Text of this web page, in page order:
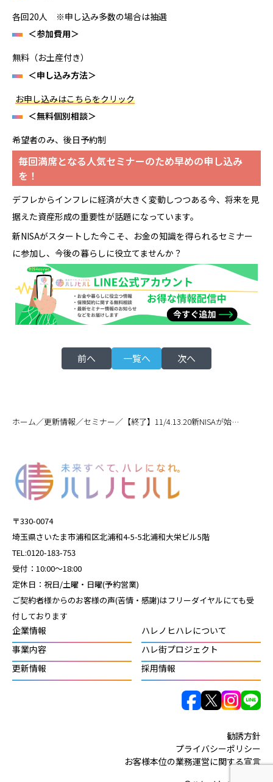
各回20人 ※申し込み多数の場合は抽選
＜参加費用＞
無料（お土産付き）
＜申し込み方法＞
お申し込みはこちらをクリック
＜無料個別相談＞
希望者のみ、後日予約制
毎回満席となる人気セミナーのため早めの申し込み
を！
デフレからインフレに経済が大きく変動しつつある今、将来を見
据えた資産形成の重要性が話題になっています。
新NISAがスタートした今こそ、お金の知識を得られるセミナー
に参加し、今後の暮らしに役立てませんか？
前へ 一覧へ 次へ
ホーム／更新情報／セミナー／ 【終了】11/4.13.20新NISAが始まった今こそ考えたい！自分に合った資産形成を学ぼう
〒330-0074
埼玉県さいたま市浦和区北浦和4-5-5北浦和大栄ビル5階
TEL:0120-183-753
受付：10:00～18:00
定休日：祝日/土曜・日曜(予約営業)
ご契約者様からのお客様の声(苦情・感謝)はフリーダイヤルにても受
付しております
企業情報
ハレノヒハレについて
事業内容
ハレ街プロジェクト
更新情報
採用情報
勧誘方針
プライバシーポリシー
お客様本位の業務運営に関する宣言